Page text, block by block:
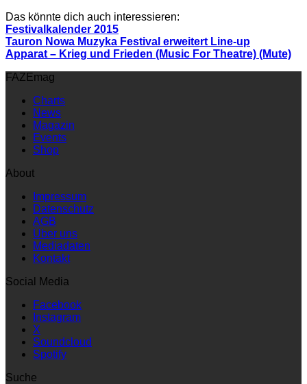
Das könnte dich auch interessieren:
Festivalkalender 2015
Tauron Nowa Muzyka Festival erweitert Line-up
Apparat – Krieg und Frieden (Music For Theatre) (Mute)
FAZEmag
Charts
News
Magazin
Events
Shop
About
Impressum
Datenschutz
AGB
Über uns
Mediadaten
Kontakt
Social Media
Facebook
Instagram
X
Soundcloud
Spotify
Suche